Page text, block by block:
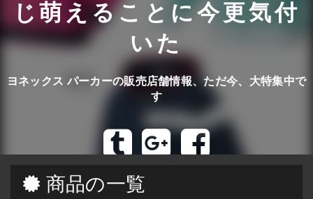
じ萌えることに今更気付
いた
ヨネックス パーカーの販売店舗情報、ただ今、大特集中で
す
商品の一覧